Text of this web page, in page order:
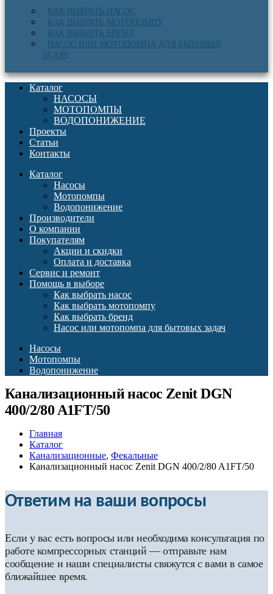
КАК ВЫБРАТЬ НАСОС
КАК ВЫБРАТЬ МОТОПОМПУ
КАК ВЫБРАТЬ БРЕНД
НАСОС ИЛИ МОТОПОМПА ДЛЯ БЫТОВЫХ
ЗАДАЧ
Каталог
НАСОСЫ
МОТОПОМПЫ
ВОДОПОНИЖЕНИЕ
Проекты
Статьи
Контакты
Каталог
Насосы
Мотопомпы
Водопонижение
Производители
О компании
Покупателям
Акции и скидки
Оплата и доставка
Сервис и ремонт
Помощь в выборе
Как выбрать насос
Как выбрать мотопомпу
Как выбрать бренд
Насос или мотопомпа для бытовых задач
Насосы
Мотопомпы
Водопонижение
Канализационный насос Zenit DGN
400/2/80 A1FT/50
Главная
Каталог
Канализационные, Фекальные
Канализационный насос Zenit DGN 400/2/80 A1FT/50
Ответим на ваши вопросы
Если у вас есть вопросы или необходима консультация по
работе компрессорных станций — отправьте нам
сообщение и наши специалисты свяжутся с вами в самое
ближайшее время.